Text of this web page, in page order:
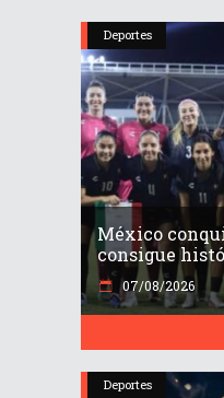
Deportes
México
consigue
07/08/2026
Deportes